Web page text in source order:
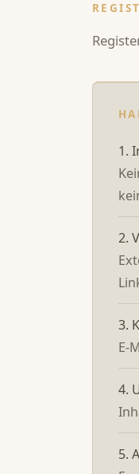
1.
2.
3.
E-
4.
5.